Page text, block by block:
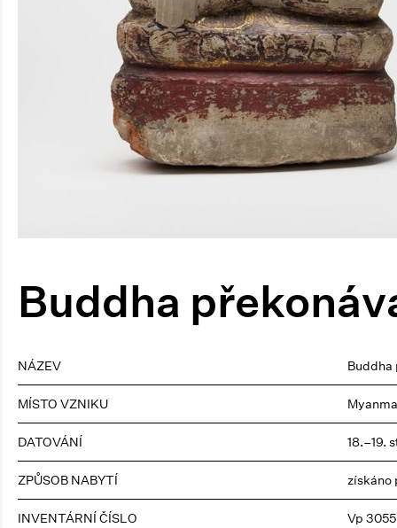
Buddha
NÁZEV Buddha
MÍSTO VZNIKU
DATOVÁNÍ 18.–19.
ZPŮSOB NABYTÍ získáno
INVENTÁRNÍ ČÍSLO Vp 3055